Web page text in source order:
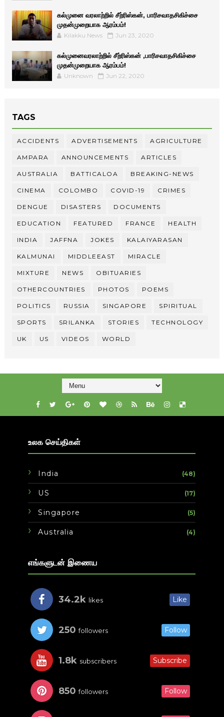
கல்முனை வரலாற்றில் சீற்ரிஸ்கன், பாரிசவாதசிகிச்சை
முதன்முறையாக ஆரம்பம்!
Kilakku News Jun 23, 2020
கல்முனைவரலாற்றில் சீற்ரிஸ்கன் ,பாரிசவாதசிகிச்சை
முதன்முறையாக ஆரம்பம்!
Unknown Jun 22, 2020
TAGS
ACCIDENTS ADVERTISEMENTS AGRICULTURE
AMPARA ANNOUNCEMENTS ARTICLES
AUSTRALIA BATTICALOA BREAKING-NEWS
CINEMA COLOMBO COVID-19 CRIMES
DENGUE DISASTERS DOCUMENTS
EDUCATION FEATURED FRANCE HEALTH
INDIA JAFFNA JOKES KALAIYARASAN
KALMUNAI MIDDLEEAST MIRACLE
MIXTURE NEWS OBITUARIES
OTHERCOUNTRIES PHOTOS POEMS
POLITICS RUSSIA SINGAPORE SPIRITUAL
SPORTS SRILANKA STORIES TECHNOLOGY
UK US VIDEOS WORLD
உலக செய்திகள்
India (48)
US (17)
Singapore (5)
Australia (4)
எங்களுடன் இணைய
34.2k likes Like
250 followers Follow
1.8k subscribers Subscribe
850 followers Follow